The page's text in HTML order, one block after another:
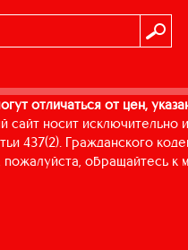
отличаться от цен,
носит
437(2). Гражданского
пожалуйста,